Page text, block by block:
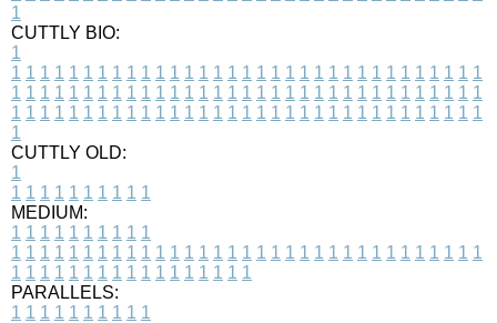
1
CUTTLY BIO:
1
1 1 1 1 1 1 1 1 1 1 1 1 1 1 1 1 1 1 1 1 1 1 1 1 1 1 1 1 1 1 1 1 1
1 1 1 1 1 1 1 1 1 1 1 1 1 1 1 1 1 1 1 1 1 1 1 1 1 1 1 1 1 1 1 1 1
1 1 1 1 1 1 1 1 1 1 1 1 1 1 1 1 1 1 1 1 1 1 1 1 1 1 1 1 1 1 1 1 1
1
CUTTLY OLD:
1
1 1 1 1 1 1 1 1 1 1
MEDIUM:
1 1 1 1 1 1 1 1 1 1
1 1 1 1 1 1 1 1 1 1 1 1 1 1 1 1 1 1 1 1 1 1 1 1 1 1 1 1 1 1 1 1 1
1 1 1 1 1 1 1 1 1 1 1 1 1 1 1 1 1
PARALLELS:
1 1 1 1 1 1 1 1 1 1